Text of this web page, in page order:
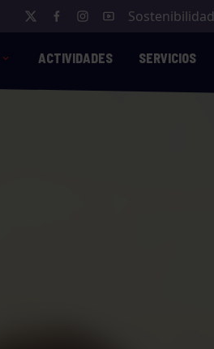
Sostenibilidad
ACTIVIDADES SERVICIOS